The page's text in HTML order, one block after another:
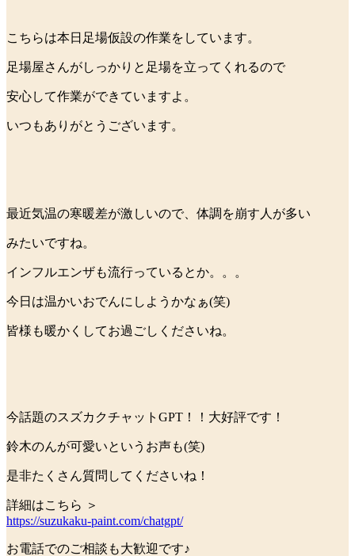
こちらは本日足場仮設の作業をしています。
足場屋さんがしっかりと足場を立ってくれるので
安心して作業ができていますよ。
いつもありがとうございます。
最近気温の寒暖差が激しいので、体調を崩す人が多い
みたいですね。
インフルエンザも流行っているとか。。。
今日は温かいおでんにしようかなぁ(笑)
皆様も暖かくしてお過ごしくださいね。
今話題のスズカクチャットGPT！！大好評です！
鈴木のんが可愛いというお声も(笑)
是非たくさん質問してくださいね！
詳細はこちら ＞
https://suzukaku-paint.com/chatgpt/
お電話でのご相談も大歓迎です♪